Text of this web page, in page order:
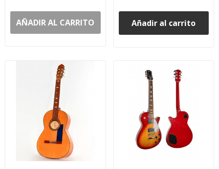
AÑADIR AL CARRITO Añadir al carrito